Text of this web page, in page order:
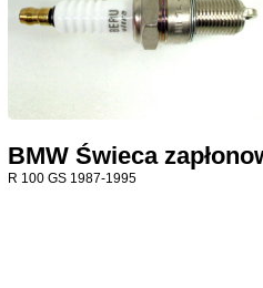
BMW Świeca
R 100 GS 1987-1995